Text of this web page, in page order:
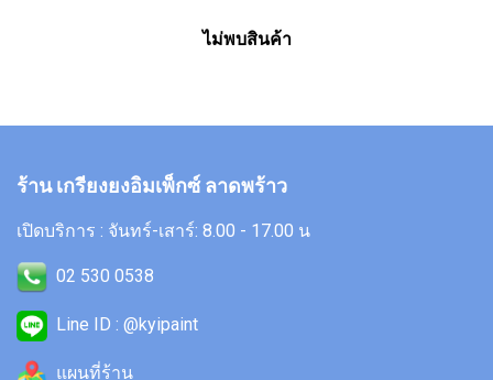
ไม่พบสินค้า
ร้าน เกรียงยงอิมเพ็กซ์ ลาดพร้าว
เปิดบริการ : จันทร์-เสาร์: 8.00 - 17.00 น
02 530 0538
Line ID : @kyipaint
แผนที่ร้าน